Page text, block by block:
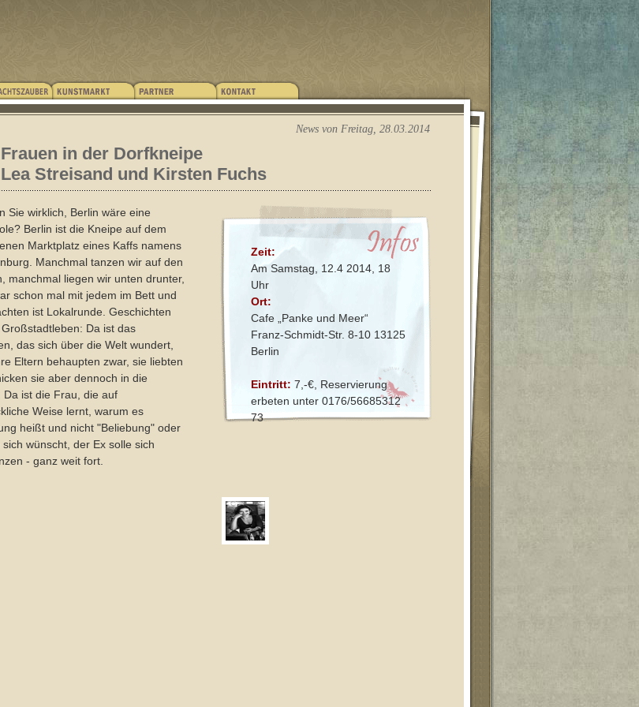
News von Freitag, 28.03.2014
Frauen in der Dorfkneipe
Lea Streisand und Kirsten Fuchs
Sie wirklich, Berlin wäre eine
Berlin ist die Kneipe auf dem
Marktplatz eines Kaffs namens
Manchmal tanzen wir auf den
manchmal liegen wir unten drunter,
schon mal mit jedem im Bett und
ist Lokalrunde. Geschichten
Da ist das
das sich über die Welt wundert,
Eltern behaupten zwar, sie liebten
sie aber dennoch in die
Da ist die Frau, die auf
Weise lernt, warum es
heißt und nicht "Beliebung" oder
sich wünscht, der Ex solle sich
- ganz weit fort.
Zeit:
Am Samstag, 12.4 2014, 18
Uhr
Ort:
Cafe „Panke und Meer“
Franz-Schmidt-Str. 8-10 13125
Berlin
Eintritt: 7,-€, Reservierung
erbeten unter 0176/56685312
73